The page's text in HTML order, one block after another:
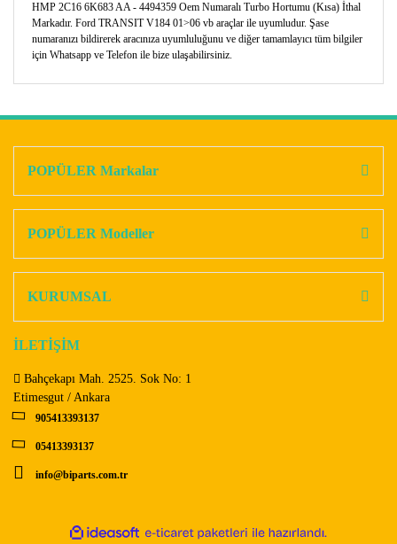
HMP 2C16 6K683 AA - 4494359 Oem Numaralı Turbo Hortumu (Kısa) İthal
Markadır. Ford TRANSIT V184 01>06 vb araçlar ile uyumludur. Şase
numaranızı bildirerek aracınıza uyumluluğunu ve diğer tamamlayıcı tüm bilgiler
için Whatsapp ve Telefon ile bize ulaşabilirsiniz.
Ürün açıklamasında eksik bilgiler bulunuyor.
Bu ürüne benzer farklı alternatifler olmalı.
POPÜLER Markalar
POPÜLER Modeller
KURUMSAL
İLETİŞİM
Bahçekapı Mah. 2525. Sok No: 1
Etimesgut / Ankara
905413393137
05413393137
info@biparts.com.tr
ideasoft
e-